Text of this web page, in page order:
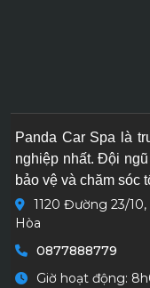
Panda Car Spa là
nghiệp nhất. Đội
bảo vệ và chăm sóc
1120 Đường 23/
Hòa
0877888779
Giờ hoạt động: